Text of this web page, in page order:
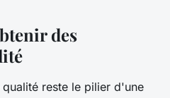
des
reste le pilier d'une